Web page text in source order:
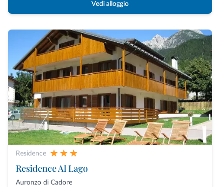
Vedi alloggio
Residence
Residence Al Lago
Auronzo di Cadore